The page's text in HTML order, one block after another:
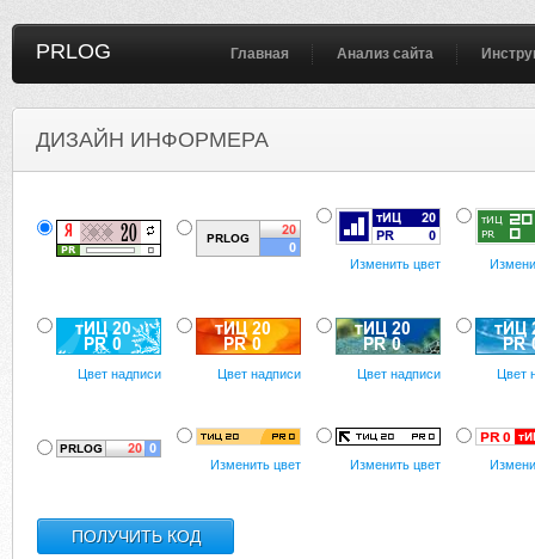
PRLOG Главная Анализ сайта
ДИЗАЙН ИНФОРМЕРА
Изменить цвет
Цвет надписи Цвет надписи Цвет надписи Цвет
Изменить цвет Изменить цвет